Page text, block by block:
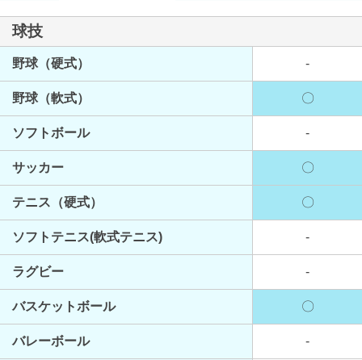
球技
野球（硬式） -
野球（軟式） 〇
ソフトボール -
サッカー 〇
テニス（硬式） 〇
ソフトテニス(軟式テニス) -
ラグビー -
バスケットボール 〇
バレーボール -